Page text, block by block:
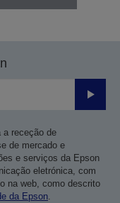
Enviar
a receção de
de mercado e
e serviços da Epson
eletrónica, com
na web, como descrito
da Epson.